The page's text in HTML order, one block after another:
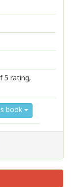
5 rating,
book